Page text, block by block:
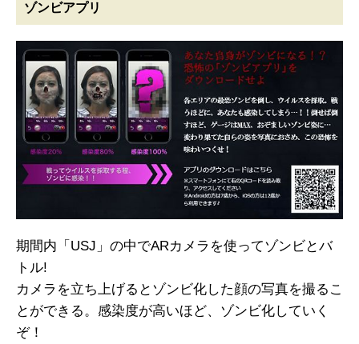
ゾンビアプリ
期間内「USJ」の中でARカメラを使ってゾンビとバ
トル!
カメラを立ち上げるとゾンビ化した顔の写真を撮るこ
とができる。感染度が高いほど、ゾンビ化していく
ぞ！